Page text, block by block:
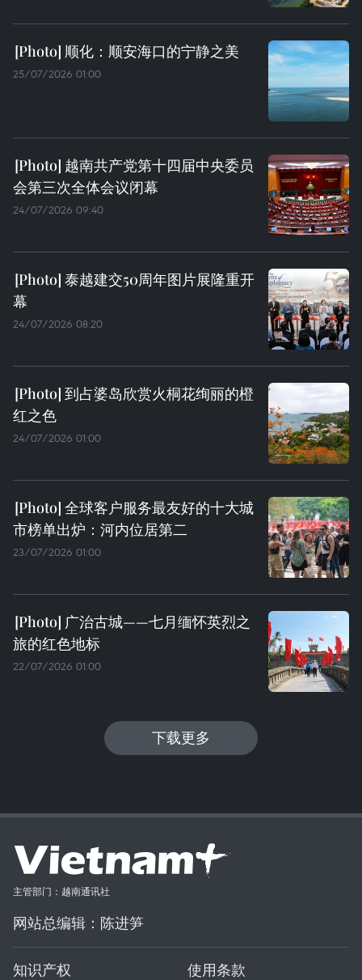
顺化：顺安海口的宁静之美
25/07/2026 01:00
越南共产党第十四届中央委员
会第三次全体会议闭幕
24/07/2026 09:40
泰越建交50周年图片展隆重开
幕
24/07/2026 08:20
到占婆岛欣赏火桐花绚丽的橙
红之色
24/07/2026 01:00
全球客户服务最友好的十大城
市榜单出炉：河内位居第二
23/07/2026 01:00
广治古城——七月缅怀英烈之
旅的红色地标
22/07/2026 01:00
下载更多
主管部门：越南通讯社
网站总编辑：陈进笋
知识产权 使用条款